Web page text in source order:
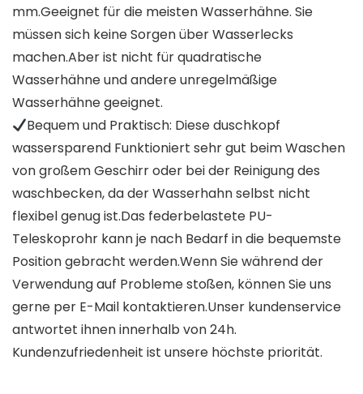
mm.Geeignet für die meisten Wasserhähne. Sie
müssen sich keine Sorgen über Wasserlecks
machen.Aber ist nicht für quadratische
Wasserhähne und andere unregelmäßige
Wasserhähne geeignet.
Bequem und Praktisch: Diese duschkopf
wassersparend Funktioniert sehr gut beim Waschen
von großem Geschirr oder bei der Reinigung des
waschbecken, da der Wasserhahn selbst nicht
flexibel genug ist.Das federbelastete PU-
Teleskoprohr kann je nach Bedarf in die bequemste
Position gebracht werden.Wenn Sie während der
Verwendung auf Probleme stoßen, können Sie uns
gerne per E-Mail kontaktieren.Unser kundenservice
antwortet ihnen innerhalb von 24h.
Kundenzufriedenheit ist unsere höchste priorität.